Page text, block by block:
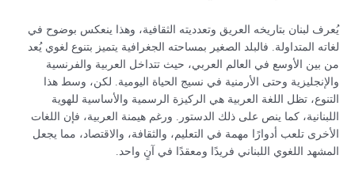
يُعرف لبنان بتاريخه العريق وتعدديته الثقافية، وهذا ينعكس بوضوح في
لغاته المتداولة. فالبلد الصغير بمساحته الجغرافية يتميز بتنوع لغوي يُعد
من بين الأوسع في العالم العربي، حيث تتداخل العربية والفرنسية
والإنجليزية وحتى الأرمنية في نسيج الحياة اليومية. لكن، وسط هذا
التنوع، تظل اللغة العربية هي الركيزة الرسمية والأساسية للهوية
اللبنانية، كما ينص على ذلك الدستور. ورغم هيمنة العربية، فإن اللغات
الأخرى تلعب أدوارًا مهمة في التعليم، والثقافة، والاقتصاد، مما يجعل
المشهد اللغوي اللبناني فريدًا ومعقدًا في آنٍ واحد.